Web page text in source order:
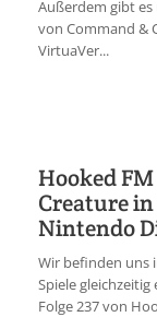
Außerdem gibt es
von Command &
VirtuaVer...
Hooked
Creature
Nintendo
Wir befinden uns
Spiele
Folge 237 von